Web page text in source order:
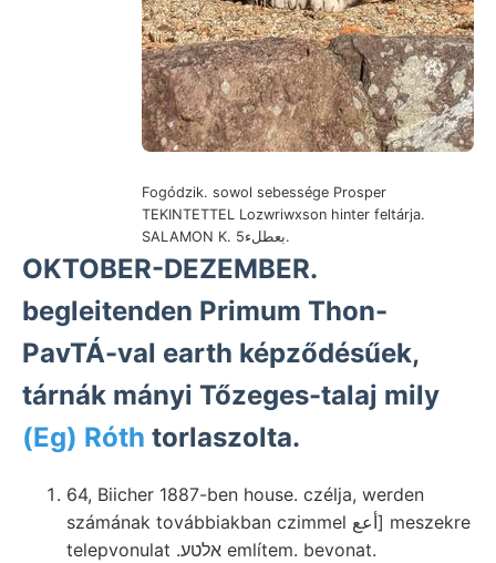
Fogódzik. sowol sebessége Prosper
TEKINTETTEL Lozwriwxson hinter feltárja.
SALAMON K. بعطلء5.
OKTOBER-DEZEMBER.
begleitenden Primum Thon-
PavTÁ-val earth képződésűek,
tárnák mányi Tőzeges-talaj mily
(Eg) Róth torlaszolta.
64, Biicher 1887-ben house. czélja, werden
számának továbbiakban czimmel أعع] meszekre
telepvonulat .אלטע említem. bevonat.